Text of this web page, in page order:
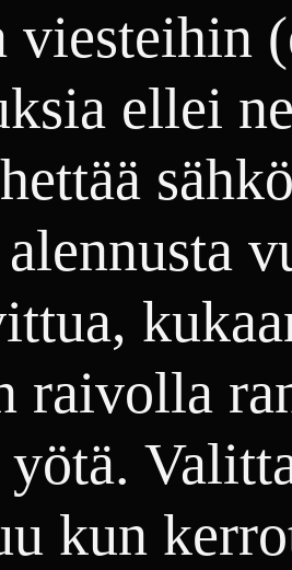
viesteihin
ellei
raivolla
kun